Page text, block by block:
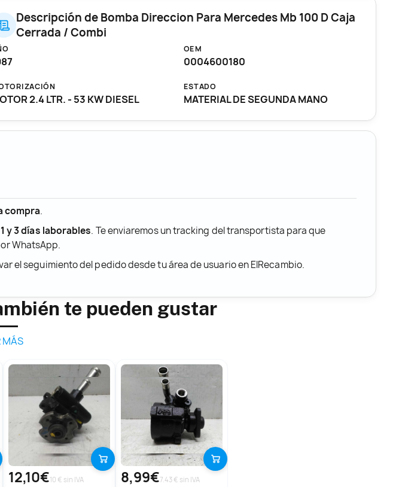
Descripción de Bomba Direccion Para Mercedes Mb 100 D Caja
Cerrada / Combi
OEM
0004600180
2.4 LTR. - 53 KW DIESEL
ESTADO
MATERIAL DE SEGUNDA MANO
compra.
1 y 3 días laborables. Te enviaremos un tracking del transportista para que
WhatsApp.
el seguimiento del pedido desde tu área de usuario en ElRecambio.
te pueden gustar
MÁS
12,10€10 € sin IVA 8,99€7.43 € sin IVA